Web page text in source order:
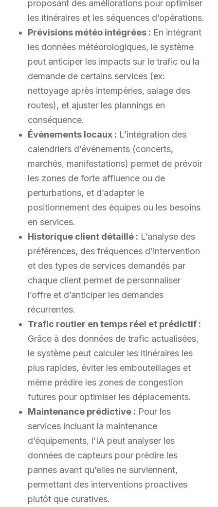
proposant des améliorations pour optimiser
les itinéraires et les séquences d’opérations.
Prévisions météo intégrées : En intégrant
les données météorologiques, le système
peut anticiper les impacts sur le trafic ou la
demande de certains services (ex:
nettoyage après intempéries, salage des
routes), et ajuster les plannings en
conséquence.
Événements locaux : L’intégration des
calendriers d’événements (concerts,
marchés, manifestations) permet de prévoir
les zones de forte affluence ou de
perturbations, et d’adapter le
positionnement des équipes ou les besoins
en services.
Historique client détaillé : L’analyse des
préférences, des fréquences d’intervention
et des types de services demandés par
chaque client permet de personnaliser
l’offre et d’anticiper les demandes
récurrentes.
Trafic routier en temps réel et prédictif :
Grâce à des données de trafic actualisées,
le système peut calculer les itinéraires les
plus rapides, éviter les embouteillages et
même prédire les zones de congestion
futures pour optimiser les déplacements.
Maintenance prédictive : Pour les
services incluant la maintenance
d’équipements, l’IA peut analyser les
données de capteurs pour prédire les
pannes avant qu’elles ne surviennent,
permettant des interventions proactives
plutôt que curatives.